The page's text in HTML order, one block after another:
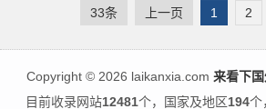
33条 上一页 1 2
Copyright ©2026 laikanxia.com 来看下
目前收录网站12481个，国家及地区194个